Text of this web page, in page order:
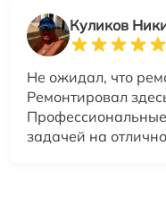
Куликов
Не ожидал, что
Ремонтировал
задачей на